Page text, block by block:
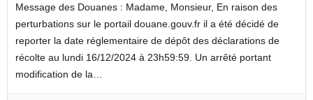
Message des Douanes : Madame, Monsieur, En raison des
perturbations sur le portail douane.gouv.fr il a été décidé de
reporter la date réglementaire de dépôt des déclarations de
récolte au lundi 16/12/2024 à 23h59:59. Un arrêté portant
modification de la…